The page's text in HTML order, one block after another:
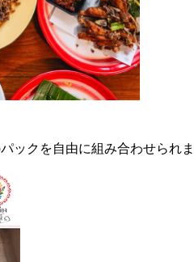
ックを自由に組み合わせられ